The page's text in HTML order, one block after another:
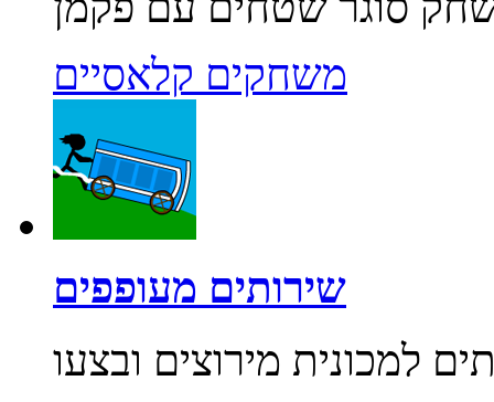
משחקים קלאסיים
שירותים מעופפים